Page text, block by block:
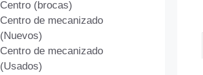
Centro (brocas)
Centro de mecanizado
(Nuevos)
Centro de mecanizado
(Usados)